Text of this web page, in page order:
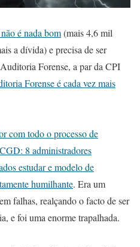
é nada bom(mais 4,6 mil
a dívida) e precisa de ser
Forense, a par da CPI
Forense é cada vez mais
com todo o processo de
8 administradores
estudar e modelo de
humilhante. Era um
falhas, realçando o facto de ser
e foi uma enorme trapalhada.